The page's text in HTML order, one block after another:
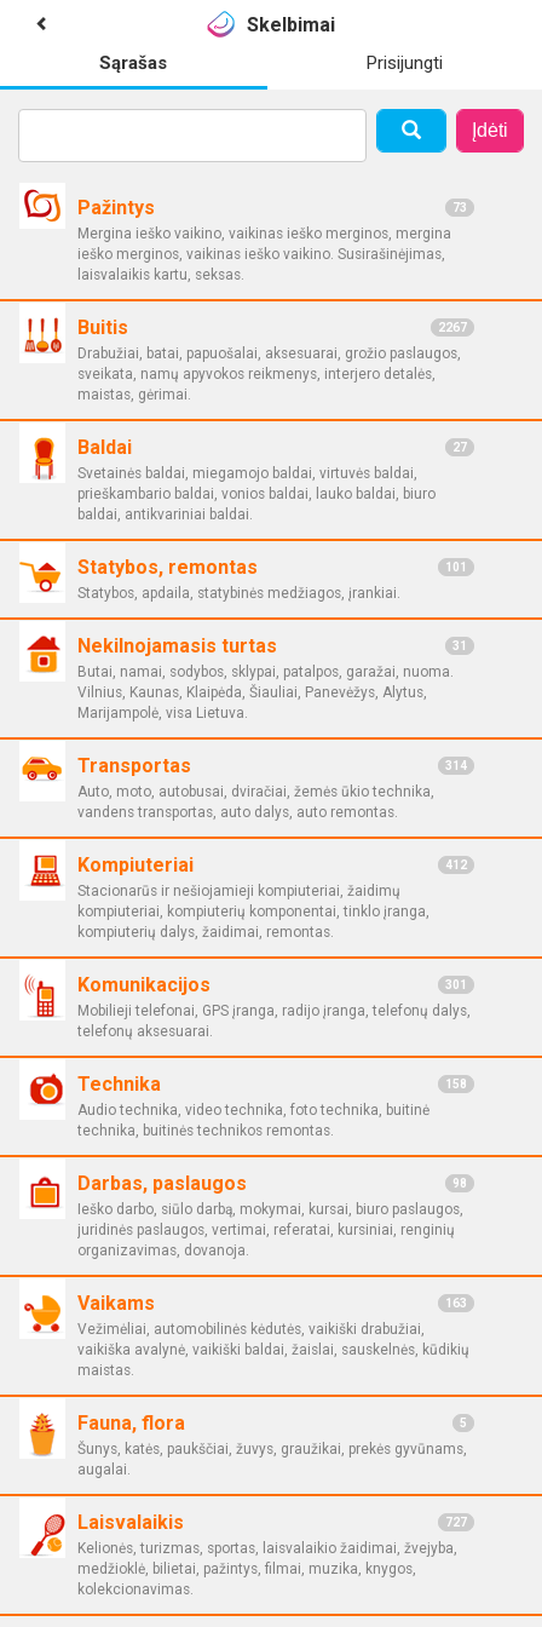
Skelbimai
Sąrašas Prisijungti
Įdėti
Pažintys 73
Mergina ieško vaikino, vaikinas ieško merginos, mergina
ieško merginos, vaikinas ieško vaikino. Susirašinėjimas,
laisvalaikis kartu, seksas.
Buitis 2267
Drabužiai, batai, papuošalai, aksesuarai, grožio paslaugos,
sveikata, namų apyvokos reikmenys, interjero detalės,
maistas, gėrimai.
Baldai 27
Svetainės baldai, miegamojo baldai, virtuvės baldai,
prieškambario baldai, vonios baldai, lauko baldai, biuro
baldai, antikvariniai baldai.
Statybos, remontas 101
Statybos, apdaila, statybinės medžiagos, įrankiai.
Nekilnojamasis turtas 31
Butai, namai, sodybos, sklypai, patalpos, garažai, nuoma.
Vilnius, Kaunas, Klaipėda, Šiauliai, Panevėžys, Alytus,
Marijampolė, visa Lietuva.
Transportas 314
Auto, moto, autobusai, dviračiai, žemės ūkio technika,
vandens transportas, auto dalys, auto remontas.
Kompiuteriai 412
Stacionarūs ir nešiojamieji kompiuteriai, žaidimų
kompiuteriai, kompiuterių komponentai, tinklo įranga,
kompiuterių dalys, žaidimai, remontas.
Komunikacijos 301
Mobilieji telefonai, GPS įranga, radijo įranga, telefonų dalys,
telefonų aksesuarai.
Technika 158
Audio technika, video technika, foto technika, buitinė
technika, buitinės technikos remontas.
Darbas, paslaugos 98
Ieško darbo, siūlo darbą, mokymai, kursai, biuro paslaugos,
juridinės paslaugos, vertimai, referatai, kursiniai, renginių
organizavimas, dovanoja.
Vaikams 163
Vežimėliai, automobilinės kėdutės, vaikiški drabužiai,
vaikiška avalynė, vaikiški baldai, žaislai, sauskelnės, kūdikių
maistas.
Fauna, flora 5
Šunys, katės, paukščiai, žuvys, graužikai, prekės gyvūnams,
augalai.
Laisvalaikis 727
Kelionės, turizmas, sportas, laisvalaikio žaidimai, žvejyba,
medžioklė, bilietai, pažintys, filmai, muzika, knygos,
kolekcionavimas.